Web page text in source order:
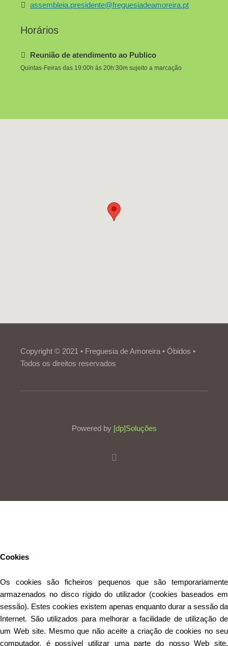
assembleia.presidente@freguesiadeamoreira.pt
Horários
Reunião de atendimento ao Publico
Quintas-Feiras das 19:00h às 20h:30m sujeito a marcação
Copyright © 2021 • Freguesia de Amoreira • Óbidos •
Todos os direitos reservados
Powered by [dp]Soluções
Cookies
Os cookies são ficheiros pequenos que são temporariamente
armazenados no disco rígido do utilizador (cookies baseados em
sessão). Estes cookies existem apenas enquanto durar a sessão da
Internet. São utilizados para melhorar a facilidade de utilização de
um Web site. Mesmo que não aceite a criação de cookies no seu
computador, é possível utilizar uma parte do nosso Web site.